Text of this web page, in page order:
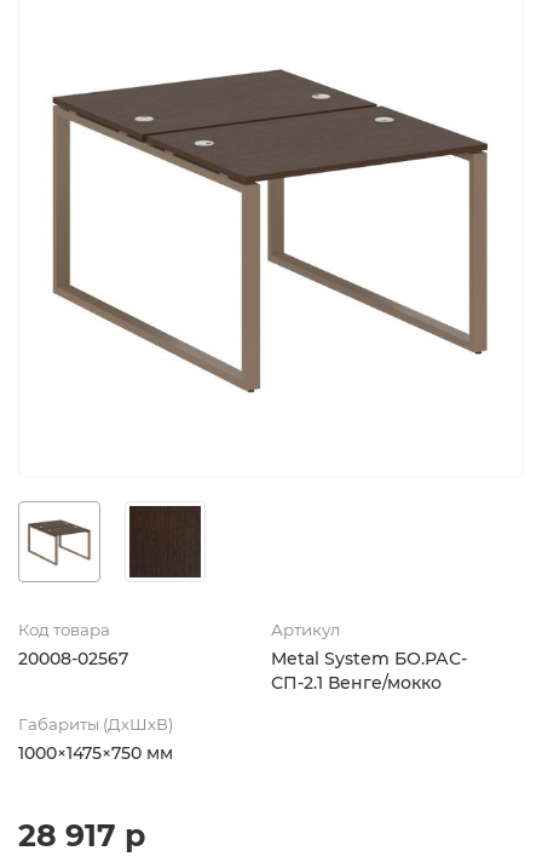
Код товара
20008-02567
Артикул
Metal System БО.РАС-
СП-2.1 Венге/мокко
Габариты (ДхШхВ)
1000×1475×750 мм
28 917 р